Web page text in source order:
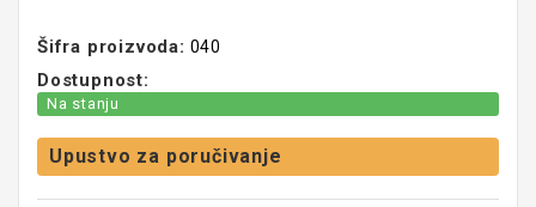
Šifra proizvoda: 040
Dostupnost:
Na stanju
Upustvo za poručivanje